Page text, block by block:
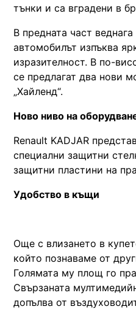
тънки и са вградени в
В предната част
автомобилът изпъква
изразителност. В по-
се предлагат два нови
„Хайленд“.
Ново ниво на
Renault KADJAR
специални защитни
защитни пластини на
Удобство в къщи
Още с влизането в
който познаваме от
Голямата му площ го
Свързаната
допълва от